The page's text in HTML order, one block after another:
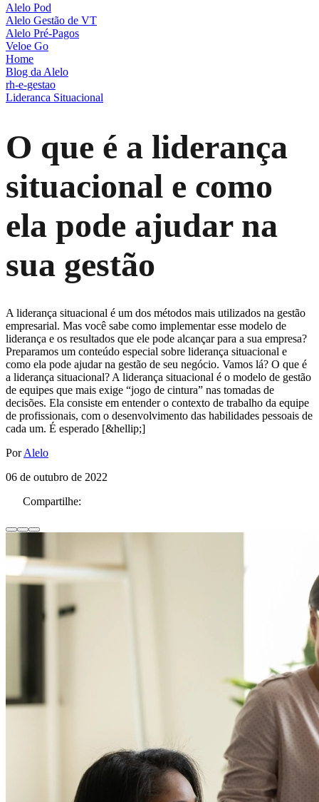
Alelo Pod
Alelo Gestão de VT
Alelo Pré-Pagos
Veloe Go
Home
Blog da Alelo
rh-e-gestao
Lideranca Situacional
O que é a liderança
situacional e como
ela pode ajudar na
sua gestão
A liderança situacional é um dos métodos mais utilizados na gestão
empresarial. Mas você sabe como implementar esse modelo de
liderança e os resultados que ele pode alcançar para a sua empresa?
Preparamos um conteúdo especial sobre liderança situacional e
como ela pode ajudar na gestão de seu negócio. Vamos lá? O que é
a liderança situacional? A liderança situacional é o modelo de gestão
de equipes que mais exige “jogo de cintura” nas tomadas de
decisões. Ela consiste em entender o contexto de trabalho da equipe
de profissionais, com o desenvolvimento das habilidades pessoais de
cada um. É esperado [&hellip;]
PorAlelo
06 de outubro de 2022
Compartilhe: